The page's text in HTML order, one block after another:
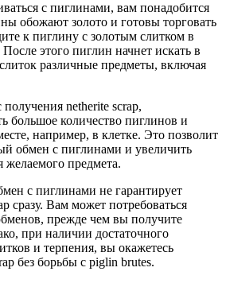
с пиглинами, вам понадобится
обожают золото и готовы торговать
к пиглину с золотым слитком в
После этого пиглин начнет искать в
различные предметы, включая
netherite scrap,
большое количество пиглинов и
например, в клетке. Это позволит
обмен с пиглинами и увеличить
желаемого предмета.
с пиглинами не гарантирует
сразу. Вам может потребоваться
прежде чем вы получите
при наличии достаточного
и терпения, вы окажетесь
без борьбы с piglin brutes.